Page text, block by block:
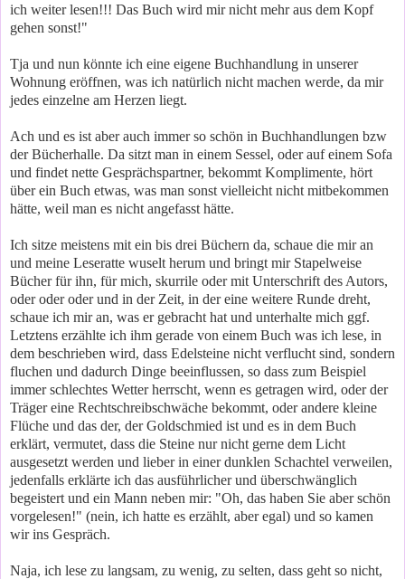
ich weiter lesen!!! Das Buch wird mir nicht mehr aus dem Kopf
gehen sonst!"
Tja und nun könnte ich eine eigene Buchhandlung in unserer
Wohnung eröffnen, was ich natürlich nicht machen werde, da mir
jedes einzelne am Herzen liegt.
Ach und es ist aber auch immer so schön in Buchhandlungen bzw
der Bücherhalle. Da sitzt man in einem Sessel, oder auf einem Sofa
und findet nette Gesprächspartner, bekommt Komplimente, hört
über ein Buch etwas, was man sonst vielleicht nicht mitbekommen
hätte, weil man es nicht angefasst hätte.
Ich sitze meistens mit ein bis drei Büchern da, schaue die mir an
und meine Leseratte wuselt herum und bringt mir Stapelweise
Bücher für ihn, für mich, skurrile oder mit Unterschrift des Autors,
oder oder oder und in der Zeit, in der eine weitere Runde dreht,
schaue ich mir an, was er gebracht hat und unterhalte mich ggf.
Letztens erzählte ich ihm gerade von einem Buch was ich lese, in
dem beschrieben wird, dass Edelsteine nicht verflucht sind, sondern
fluchen und dadurch Dinge beeinflussen, so dass zum Beispiel
immer schlechtes Wetter herrscht, wenn es getragen wird, oder der
Träger eine Rechtschreibschwäche bekommt, oder andere kleine
Flüche und das der, der Goldschmied ist und es in dem Buch
erklärt, vermutet, dass die Steine nur nicht gerne dem Licht
ausgesetzt werden und lieber in einer dunklen Schachtel verweilen,
jedenfalls erklärte ich das ausführlicher und überschwänglich
begeistert und ein Mann neben mir: "Oh, das haben Sie aber schön
vorgelesen!" (nein, ich hatte es erzählt, aber egal) und so kamen
wir ins Gespräch.
Naja, ich lese zu langsam, zu wenig, zu selten, dass geht so nicht,